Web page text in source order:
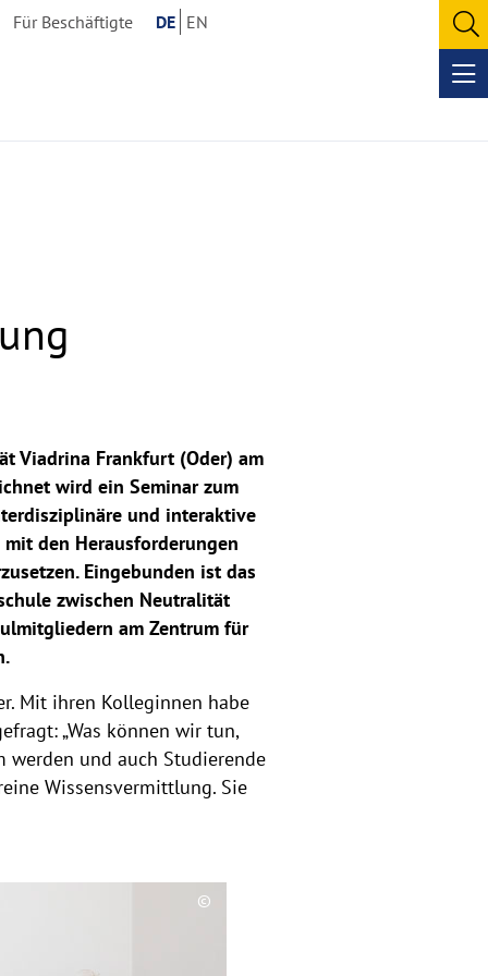
Für Beschäftigte DE EN
Viadrina Frankfurt (Oder) am
wird ein Seminar zum
und interaktive
den Herausforderungen
Eingebunden ist das
zwischen Neutralität
am Zentrum für
Mit ihren Kolleginnen habe
„Was können wir tun,
werden und auch Studierende
Wissensvermittlung. Sie
©